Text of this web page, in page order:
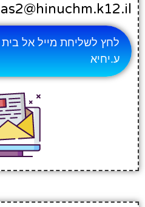
לחץ לשליחת מייל אל
ע.יחיא